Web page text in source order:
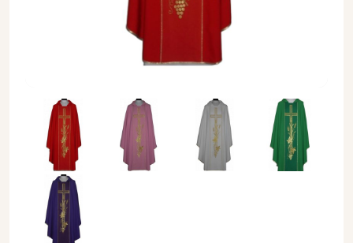
Ornat z komputerowo haftowanym pasem, kolory